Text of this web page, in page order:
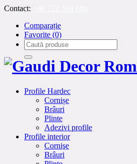
Contact:
Comparație
Favorite (0)
Profile Hardec
Cornișe
Brâuri
Plinte
Adezivi profile
Profile interior
Cornişe
Brâuri